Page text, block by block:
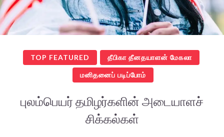
TOP FEATURED தீபிகா தீனதயாளன் மேகலா
மனிதனைப் படிப்போம்
புலம்பெயர் தமிழர்களின் அடையாளச்
சிக்கல்கள்